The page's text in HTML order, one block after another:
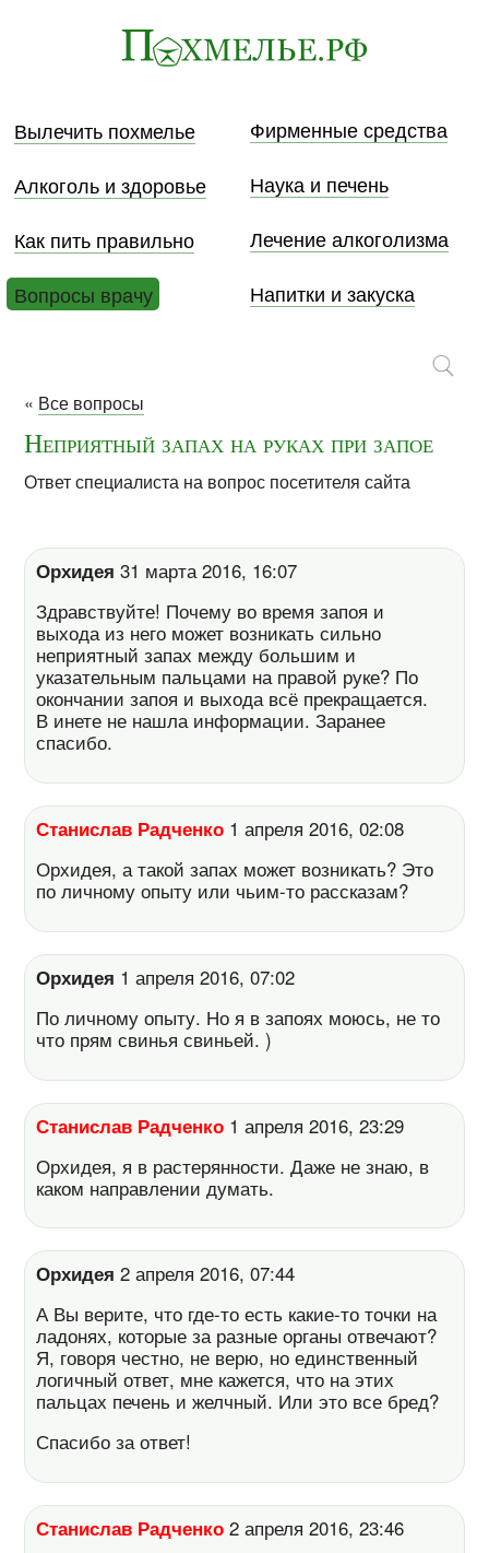
Вылечить похмелье
Фирменные средства
Алкоголь и здоровье
Наука и печень
Как пить правильно
Лечение алкоголизма
Вопросы врачу
Напитки и закуска
« Все вопросы
Неприятный запах на руках при запое
Ответ специалиста на вопрос посетителя сайта
Орхидея 31 марта 2016, 16:07
Здравствуйте! Почему во время запоя и
выхода из него может возникать сильно
неприятный запах между большим и
указательным пальцами на правой руке? По
окончании запоя и выхода всё прекращается.
В инете не нашла информации. Заранее
спасибо.
Станислав Радченко 1 апреля 2016, 02:08
Орхидея, а такой запах может возникать? Это
по личному опыту или чьим-то рассказам?
Орхидея 1 апреля 2016, 07:02
По личному опыту. Но я в запоях моюсь, не то
что прям свинья свиньей. )
Станислав Радченко 1 апреля 2016, 23:29
Орхидея, я в растерянности. Даже не знаю, в
каком направлении думать.
Орхидея 2 апреля 2016, 07:44
А Вы верите, что где-то есть какие-то точки на
ладонях, которые за разные органы отвечают?
Я, говоря честно, не верю, но единственный
логичный ответ, мне кажется, что на этих
пальцах печень и желчный. Или это все бред?
Спасибо за ответ!
Станислав Радченко 2 апреля 2016, 23:46